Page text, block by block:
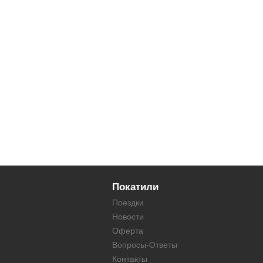
Покатили
Поездки
Новости
Оферта
Вопросы-Ответы
Контакты